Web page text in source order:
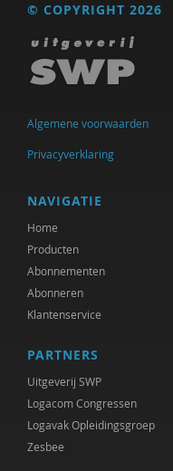
© COPYRIGHT 2026
Algemene voorwaarden
Privacyverklaring
NAVIGATIE
Home
Producten
Abonnementen
Abonneren
Klantenservice
PARTNERS
Uitgeverij SWP
Logacom Congressen
Logavak Opleidingsgroep
Zesbee